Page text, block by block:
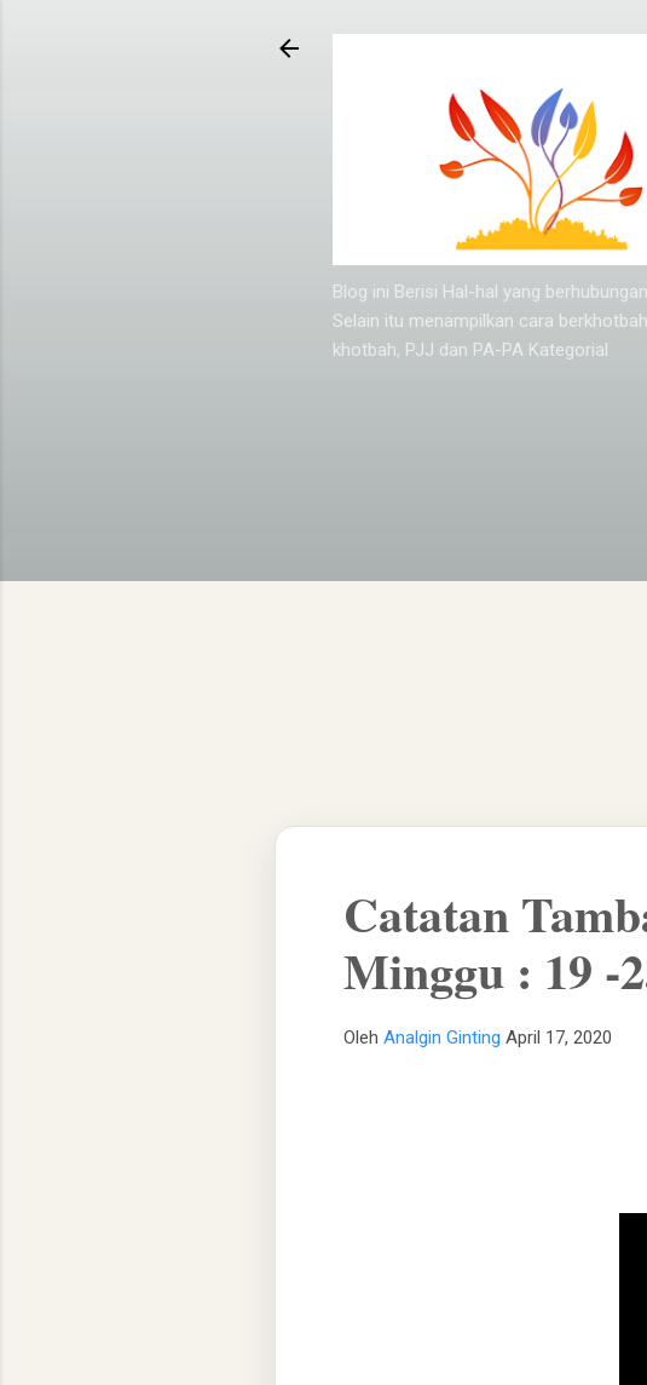
Blog ini Berisi Hal-hal yang
Selain itu menampilkan cara
khotbah, PJJ dan PA-PA Kategorial
Catatan
Minggu : 19 -
Oleh Analgin Ginting April 17, 2020